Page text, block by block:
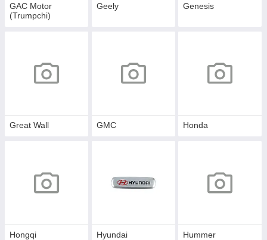
GAC Motor
(Trumpchi)
Geely Genesis
Great Wall GMC Honda
Hongqi Hyundai Hummer